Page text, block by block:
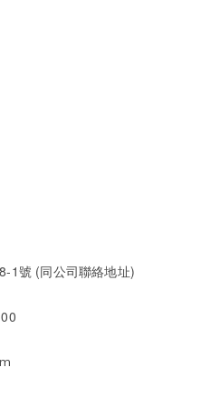
1號 (同公司聯絡地址)